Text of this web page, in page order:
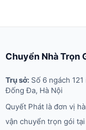
Chuyển Nhà Trọn
Trụ sở: Số 6 ngách
Đống Đa, Hà Nội
Quyết Phát là đơn vị
vận chuyển trọn gói